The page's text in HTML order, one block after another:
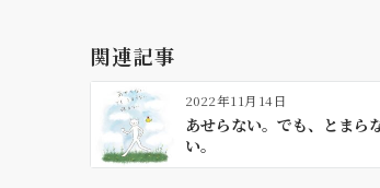
シ
関連記事
2022年11月14日
あせらない。でも、とまら
い。